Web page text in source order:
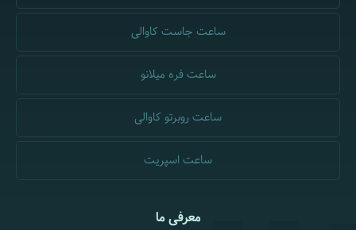
ساعت جاست کاوالی
ساعت فره میلانو
ساعت روبرتو کاوالی
ساعت اسپریت
معرفی ما